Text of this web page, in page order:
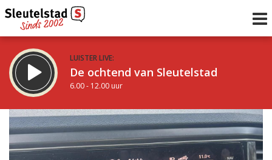
LUISTER LIVE:
De ochtend van Sleutelstad
6.00 - 12.00 uur
STRAKS:
De middag van Sleutelstad
12.00 - 17.00 uur
Vorig uur
uur 1 van 0 Volgend uur